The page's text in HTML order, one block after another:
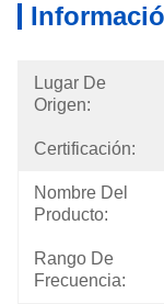
Lugar De
Origen:
Certificación:
Nombre Del
Producto:
Rango De
Frecuencia: